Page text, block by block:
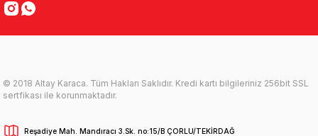
© 2018 Altay Karaca. Tüm Hakları Saklıdır. Kredi kartı bilgileriniz 256bit SSL
sertfikası ile korunmaktadır.
Reşadiye Mah. Mandıracı 3.Sk. no:15/B ÇORLU/TEKİRDAĞ